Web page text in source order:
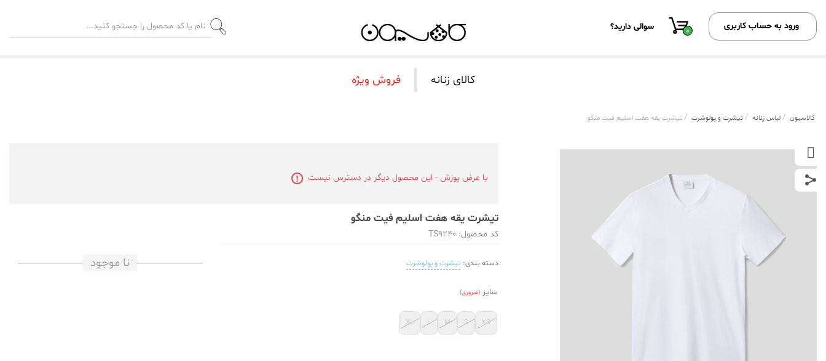
ورود به حساب کاربری 0 سوالی دارید؟
کالای زنانه فروش ویژه
کالاسیون / لباس زنانه / تیشرت و پولوشرت / تیشرت یقه هفت اسلیم فیت منگو
با عرض پوزش - این محصول دیگر در دسترس نیست
تیشرت یقه هفت اسلیم فیت منگو
کد محصول: TS9240
دسته بندی: تیشرت و پولوشرت
سایز (ضروری)
XS
S
M
L
XL
نا موجود